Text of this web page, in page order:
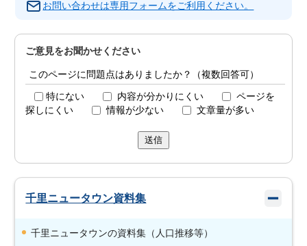
お問い合わせは専用フォームをご利用ください。
ご意見をお聞かせください
このページに問題点はありましたか？（複数回答可）
特にない 内容が分かりにくい
ページを
探しにくい
情報が少ない 文章量が多い
送信
千里ニュータウン資料集
千里ニュータウンの資料集（人口推移等）